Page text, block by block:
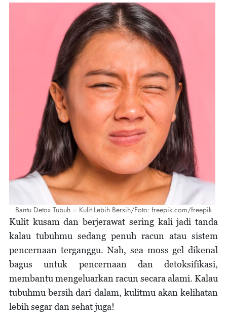
Bantu Detox Tubuh = Kulit Lebih Bersih/Foto: freepik.com/freepik
Kulit kusam dan berjerawat sering kali jadi tanda
kalau tubuhmu sedang penuh racun atau sistem
pencernaan terganggu. Nah, sea moss gel dikenal
bagus untuk pencernaan dan detoksifikasi,
membantu mengeluarkan racun secara alami. Kalau
tubuhmu bersih dari dalam, kulitmu akan kelihatan
lebih segar dan sehat juga!